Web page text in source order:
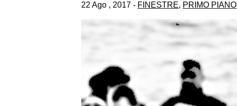
22 Ago , 2017 - FINESTRE, PRIMO PIANO